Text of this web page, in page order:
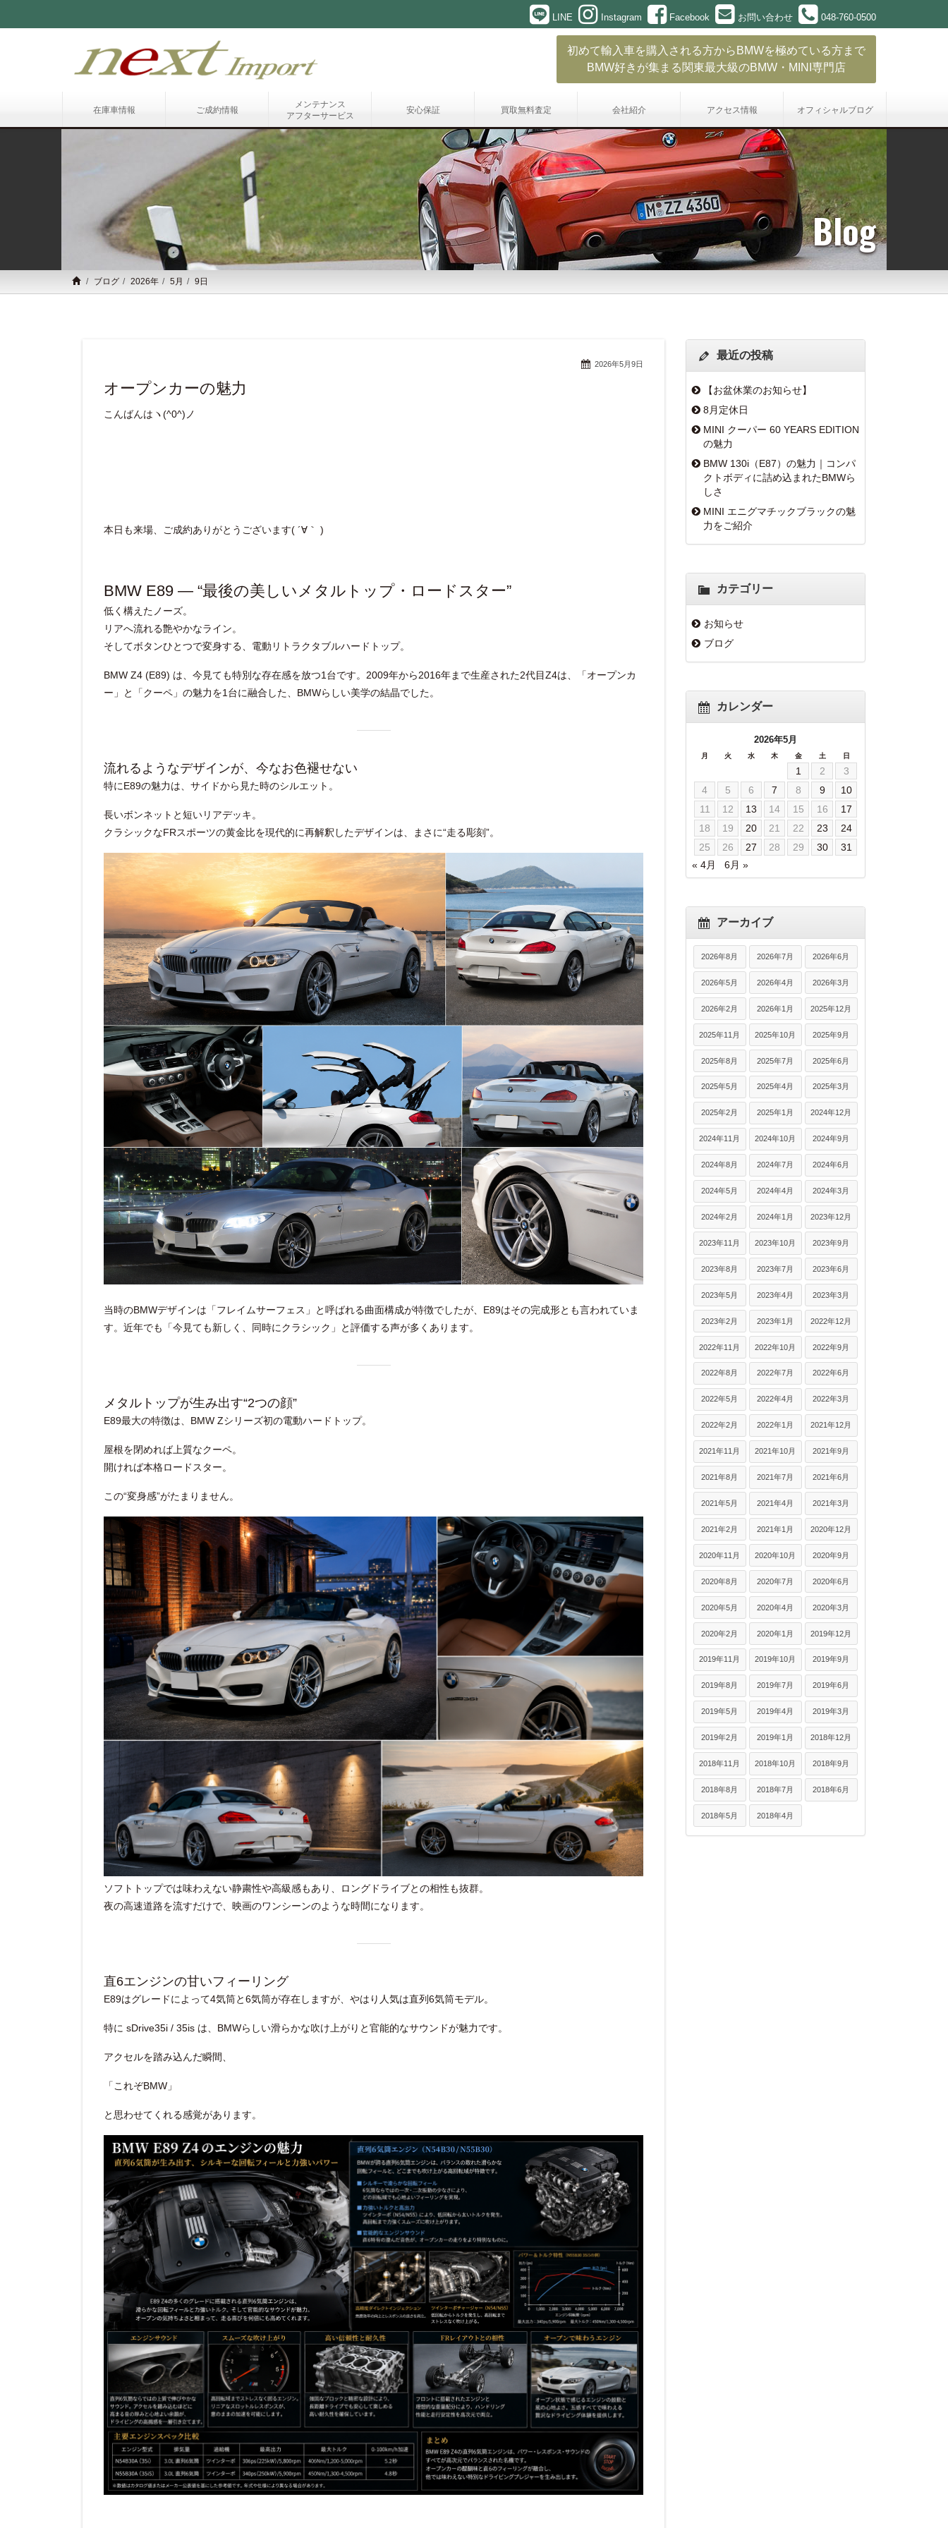
LINE Instagram Facebook お問い合わせ 048-760-0500
初めて輸入車を購入される方からBMWを極めている方まで
BMW好きが集まる関東最大級のBMW・MINI専門店
在庫車情報 ご成約情報
メンテナンス
アフターサービス
安心保証 買取無料査定 会社紹介 アクセス情報 オフィシャルブログ
Blog
ブログ 2026年 5月 9日
2026年5月9日
オープンカーの魅力
こんばんはヽ(^0^)ノ
本日も来場、ご成約ありがとうございます( ´∀｀ )
BMW E89 ― “最後の美しいメタルトップ・ロードスター”
低く構えたノーズ。
リアへ流れる艶やかなライン。
そしてボタンひとつで変身する、電動リトラクタブルハードトップ。
BMW Z4 (E89) は、今見ても特別な存在感を放つ1台です。2009年から2016年まで生産された2代目Z4は、「オープンカ
ー」と「クーペ」の魅力を1台に融合した、BMWらしい美学の結晶でした。
流れるようなデザインが、今なお色褪せない
特にE89の魅力は、サイドから見た時のシルエット。
長いボンネットと短いリアデッキ。
クラシックなFRスポーツの黄金比を現代的に再解釈したデザインは、まさに“走る彫刻”。
当時のBMWデザインは「フレイムサーフェス」と呼ばれる曲面構成が特徴でしたが、E89はその完成形とも言われていま
す。近年でも「今見ても新しく、同時にクラシック」と評価する声が多くあります。
メタルトップが生み出す“2つの顔”
E89最大の特徴は、BMW Zシリーズ初の電動ハードトップ。
屋根を閉めれば上質なクーペ。
開ければ本格ロードスター。
この“変身感”がたまりません。
ソフトトップでは味わえない静粛性や高級感もあり、ロングドライブとの相性も抜群。
夜の高速道路を流すだけで、映画のワンシーンのような時間になります。
直6エンジンの甘いフィーリング
E89はグレードによって4気筒と6気筒が存在しますが、やはり人気は直列6気筒モデル。
特に sDrive35i / 35is は、BMWらしい滑らかな吹け上がりと官能的なサウンドが魅力です。
アクセルを踏み込んだ瞬間、
「これぞBMW」
と思わせてくれる感覚があります。
最近の投稿
【お盆休業のお知らせ】
8月定休日
MINI クーパー 60 YEARS EDITION
の魅力
BMW 130i（E87）の魅力｜コンパ
クトボディに詰め込まれたBMWら
しさ
MINI エニグマチックブラックの魅
力をご紹介
カテゴリー
お知らせ
ブログ
カレンダー
2026年5月
月 火 水 木 金 土 日
1 2
3
4
5 6 7 8 9
10
11
12 13 14 15 16
17
18
19 20 21 22 23
24
25
26 27 28 29 30
31
« 4月
6月 »
アーカイブ
2026年8月 2026年7月 2026年6月
2026年5月 2026年4月 2026年3月
2026年2月 2026年1月 2025年12月
2025年11月 2025年10月 2025年9月
2025年8月 2025年7月 2025年6月
2025年5月 2025年4月 2025年3月
2025年2月 2025年1月 2024年12月
2024年11月 2024年10月 2024年9月
2024年8月 2024年7月 2024年6月
2024年5月 2024年4月 2024年3月
2024年2月 2024年1月 2023年12月
2023年11月 2023年10月 2023年9月
2023年8月 2023年7月 2023年6月
2023年5月 2023年4月 2023年3月
2023年2月 2023年1月 2022年12月
2022年11月 2022年10月 2022年9月
2022年8月 2022年7月 2022年6月
2022年5月 2022年4月 2022年3月
2022年2月 2022年1月 2021年12月
2021年11月 2021年10月 2021年9月
2021年8月 2021年7月 2021年6月
2021年5月 2021年4月 2021年3月
2021年2月 2021年1月 2020年12月
2020年11月 2020年10月 2020年9月
2020年8月 2020年7月 2020年6月
2020年5月 2020年4月 2020年3月
2020年2月 2020年1月 2019年12月
2019年11月 2019年10月 2019年9月
2019年8月 2019年7月 2019年6月
2019年5月 2019年4月 2019年3月
2019年2月 2019年1月 2018年12月
2018年11月 2018年10月 2018年9月
2018年8月 2018年7月 2018年6月
2018年5月 2018年4月